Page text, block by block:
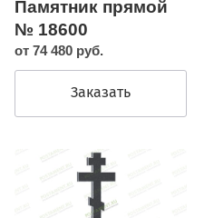
Памятник прямой
№ 18600
от 74 480 руб.
Заказать